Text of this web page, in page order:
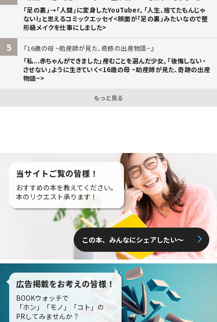
「足の裏」→「人間」に変身したYouTuber。「人生、捨てたもんじゃ
ない!」と思えるコミックエッセイ<顔面が「足の裏」みたいなので整
形級メイクを仕事にしました>
5
16歳の母 ~助産師が見た、奇跡の出産物語~
「私...赤ちゃんができました」――産むことを選んだ少女。「後悔しない・
させない」ように生きていく<16歳の母 ~助産師が見た、奇跡の出産
物語~>
もっと見る
当サイトご覧の皆様！
おすすめの本を教えてください。
本のリクエスト承ります！
この本、みんなにシェアしたい〜
広告掲載をお考えの皆様！
BOOKウォッチで
「ホン」「モノ」「コト」の
PRしてみませんか？